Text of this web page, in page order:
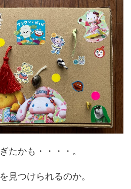
たかも・・・・。
見つけられるのか。